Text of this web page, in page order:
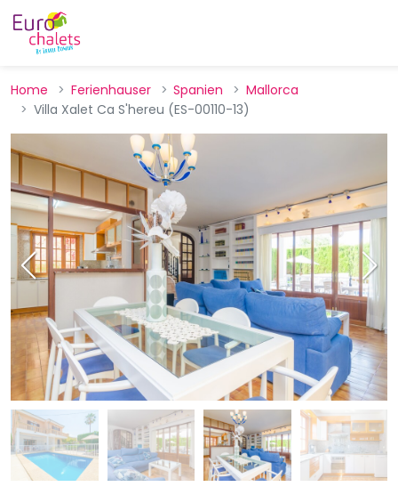
Home Ferienhauser Spanien
Mallorca
Villa Xalet Ca S'hereu (ES-00110-13)